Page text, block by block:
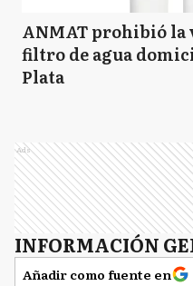
ANMAT prohibió la
filtro de agua
Plata
Ads
INFORMACIÓN
Añadir como fuente en